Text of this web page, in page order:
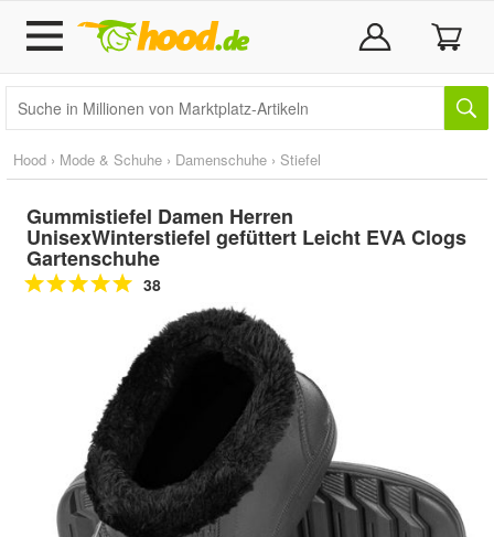
Hood › Mode & Schuhe › Damenschuhe › Stiefel
Gummistiefel Damen Herren
UnisexWinterstiefel gefüttert Leicht EVA Clogs
Gartenschuhe
38